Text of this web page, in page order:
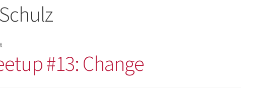
#13: Change